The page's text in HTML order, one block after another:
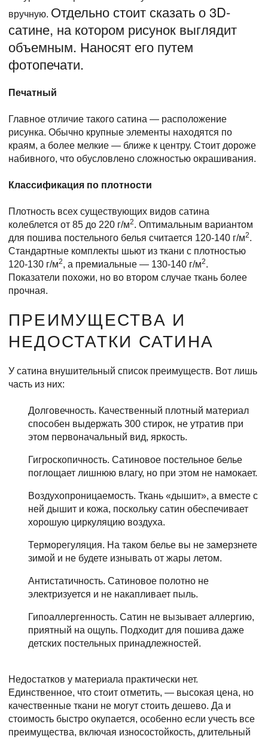
вручную. Отдельно стоит сказать о 3D-
сатине, на котором рисунок выглядит
объемным. Наносят его путем
фотопечати.
Печатный
Главное отличие такого сатина — расположение
рисунка. Обычно крупные элементы находятся по
краям, а более мелкие — ближе к центру. Стоит дороже
набивного, что обусловлено сложностью окрашивания.
Классификация по плотности
Плотность всех существующих видов сатина
колеблется от 85 до 220 г/м2. Оптимальным вариантом
для пошива постельного белья считается 120-140 г/м2.
Стандартные комплекты шьют из ткани с плотностью
120-130 г/м2, а премиальные — 130-140 г/м2.
Показатели похожи, но во втором случае ткань более
прочная.
ПРЕИМУЩЕСТВА И
НЕДОСТАТКИ САТИНА
У сатина внушительный список преимуществ. Вот лишь
часть из них:
Долговечность. Качественный плотный материал
способен выдержать 300 стирок, не утратив при
этом первоначальный вид, яркость.
Гигроскопичность. Сатиновое постельное белье
поглощает лишнюю влагу, но при этом не намокает.
Воздухопроницаемость. Ткань «дышит», а вместе с
ней дышит и кожа, поскольку сатин обеспечивает
хорошую циркуляцию воздуха.
Терморегуляция. На таком белье вы не замерзнете
зимой и не будете изнывать от жары летом.
Антистатичность. Сатиновое полотно не
электризуется и не накапливает пыль.
Гипоаллергенность. Сатин не вызывает аллергию,
приятный на ощупь. Подходит для пошива даже
детских постельных принадлежностей.
Недостатков у материала практически нет.
Единственное, что стоит отметить, — высокая цена, но
качественные ткани не могут стоить дешево. Да и
стоимость быстро окупается, особенно если учесть все
преимущества, включая износостойкость, длительный